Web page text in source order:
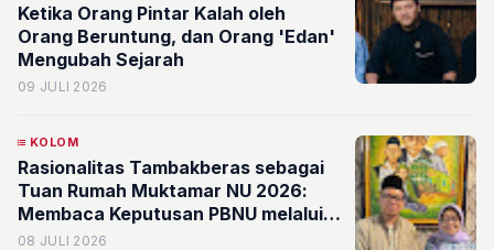
Ketika Orang Pintar Kalah oleh
Orang Beruntung, dan Orang 'Edan'
Mengubah Sejarah
09 JULI 2026
KOLOM
Rasionalitas Tambakberas sebagai
Tuan Rumah Muktamar NU 2026:
Membaca Keputusan PBNU melalui
Perspektif Rasionalitas Organisasi
08 JULI 2026